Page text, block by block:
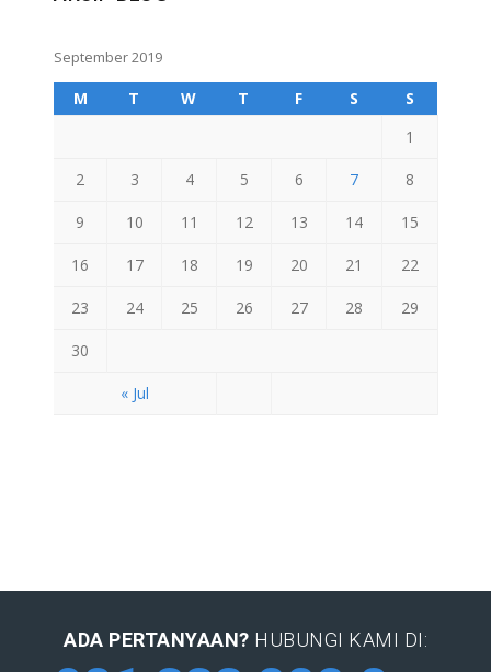
September 2019
M T W T F S S
« Jul
1
2 3 4 5 6 7 8
9 10 11 12 13 14 15
16 17 18 19 20 21 22
23 24 25 26 27 28 29
30
ADA PERTANYAAN? HUBUNGI KAMI DI: